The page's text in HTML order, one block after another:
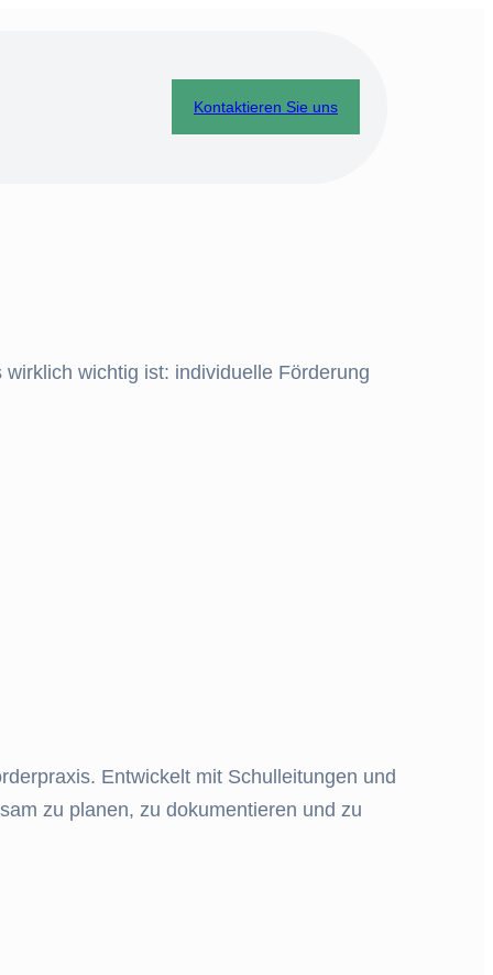
Kontaktieren Sie uns
wichtig ist: individuelle Förderung
Entwickelt mit Schulleitungen und
zu planen, zu dokumentieren und zu